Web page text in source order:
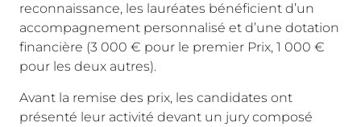
reconnaissance, les lauréates bénéficient d’un
accompagnement personnalisé et d’une dotation
financière (3 000 € pour le premier Prix, 1 000 €
pour les deux autres).
Avant la remise des prix, les candidates ont
présenté leur activité devant un jury composé